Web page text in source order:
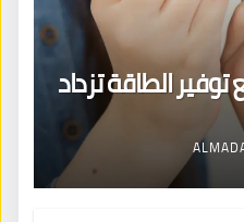
الطاقة تزداد